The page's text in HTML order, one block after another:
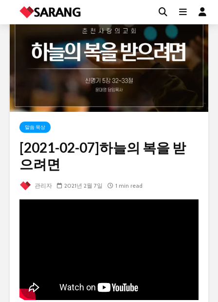
말씀 묵상
[2021-02-07]하늘의 복을 받
으려면
관리자 2021년 2월 7일 1 min read